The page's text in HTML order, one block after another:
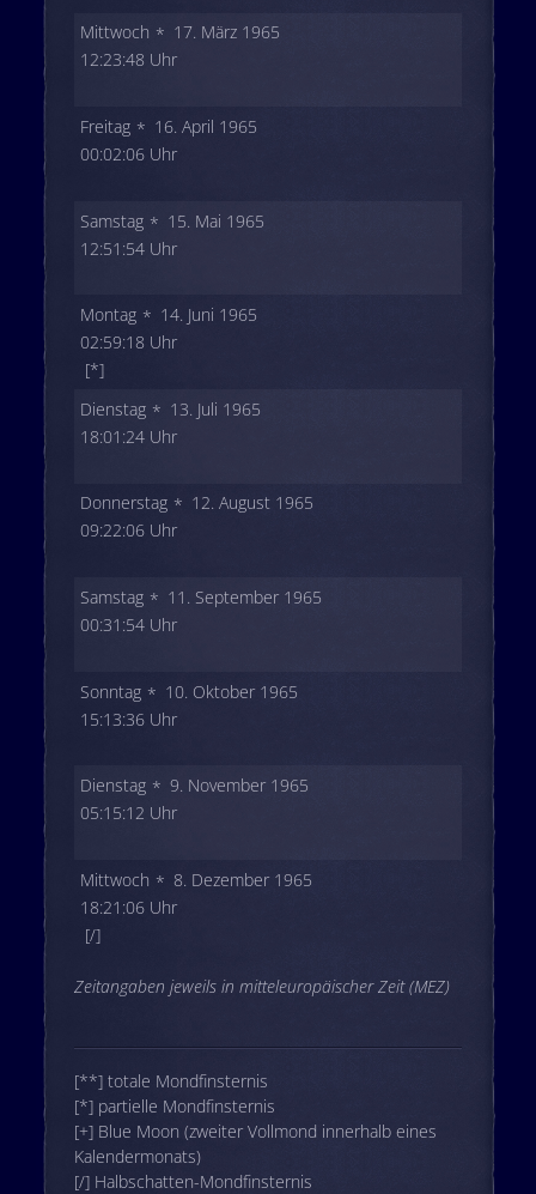
Mittwoch
17. März 1965
12:23:48 Uhr
Freitag
16. April 1965
00:02:06 Uhr
Samstag
15. Mai 1965
12:51:54 Uhr
Montag
14. Juni 1965
02:59:18 Uhr
[*]
Dienstag
13. Juli 1965
18:01:24 Uhr
Donnerstag
12. August 1965
09:22:06 Uhr
Samstag
11. September 1965
00:31:54 Uhr
Sonntag
10. Oktober 1965
15:13:36 Uhr
Dienstag
9. November 1965
05:15:12 Uhr
Mittwoch
8. Dezember 1965
18:21:06 Uhr
[/]
Zeitangaben jeweils in mitteleuropäischer Zeit (MEZ)
[**] totale Mondfinsternis
[*] partielle Mondfinsternis
[+] Blue Moon (zweiter Vollmond innerhalb eines
Kalendermonats)
[/] Halbschatten-Mondfinsternis